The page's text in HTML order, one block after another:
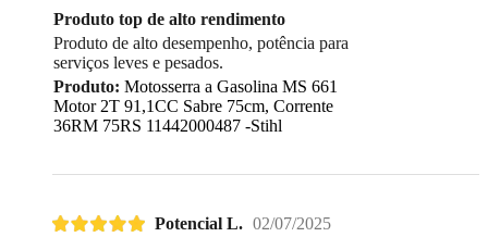
Produto top de alto rendimento
Produto de alto desempenho, potência para
serviços leves e pesados.
Produto: Motosserra a Gasolina MS 661
Motor 2T 91,1CC Sabre 75cm, Corrente
36RM 75RS 11442000487 -Stihl
Potencial L. 02/07/2025